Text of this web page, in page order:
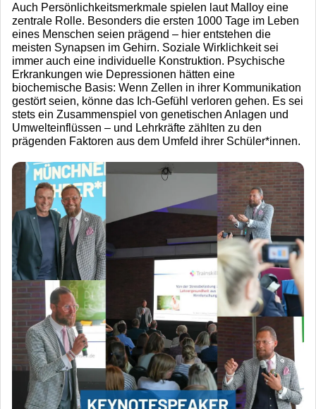
Auch Persönlichkeitsmerkmale spielen laut Malloy eine
zentrale Rolle. Besonders die ersten 1000 Tage im Leben
eines Menschen seien prägend – hier entstehen die
meisten Synapsen im Gehirn. Soziale Wirklichkeit sei
immer auch eine individuelle Konstruktion. Psychische
Erkrankungen wie Depressionen hätten eine
biochemische Basis: Wenn Zellen in ihrer Kommunikation
gestört seien, könne das Ich-Gefühl verloren gehen. Es sei
stets ein Zusammenspiel von genetischen Anlagen und
Umwelteinflüssen – und Lehrkräfte zählten zu den
prägenden Faktoren aus dem Umfeld ihrer Schüler*innen.